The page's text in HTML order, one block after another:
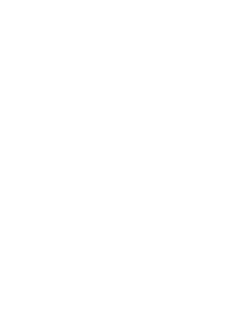
finis erit secundum opera
Iterum dico, ne quis me
alioquin velut insipientem
Quod loquor, non loquor
sed quasi in insipientia, in
Quoniam multi gloriantur
Libenter enim suffertis